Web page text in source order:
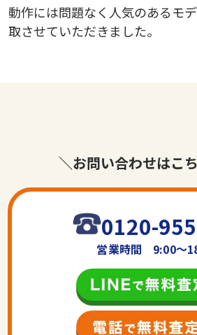
動作には問題なく人気のあるモ
取させていただきました。
＼お問い合わせはこ
0120-
営業時間 9:00〜